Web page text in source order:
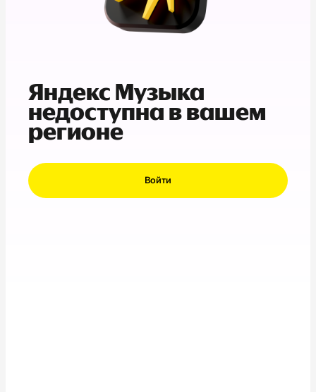
Яндекс Музыка
недоступна в вашем
регионе
Войти